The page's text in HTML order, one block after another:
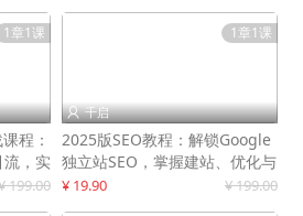
1章1课
程：
，实
199.00
1章1课
 千启
2025版SEO教程：解锁Google
独立站SEO，掌握建站、优化与
变现技巧
¥ 19.90 ¥ 199.00